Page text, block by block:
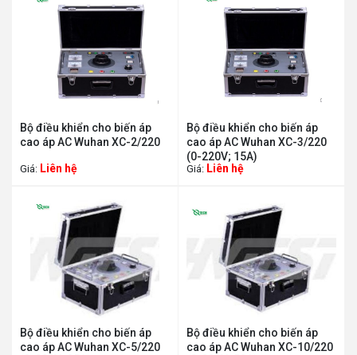
Bộ điều khiển cho biến áp
cao áp AC Wuhan XC-2/220
Giá: Liên hệ
Bộ điều khiển cho biến áp
cao áp AC Wuhan XC-3/220
(0-220V; 15A)
Giá: Liên hệ
Bộ điều khiển cho biến áp
cao áp AC Wuhan XC-5/220
Bộ điều khiển cho biến áp
cao áp AC Wuhan XC-10/220